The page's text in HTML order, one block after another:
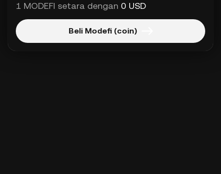
1 MODEFI setara dengan 0 USD
Beli Modefi (coin)